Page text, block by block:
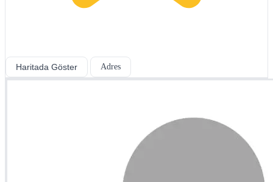
Haritada Göster Adres